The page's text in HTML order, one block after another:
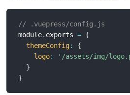
// .vuepress/config.js
module. exports = {
themeConfig:
{
logo: '/assets/img/
}
}